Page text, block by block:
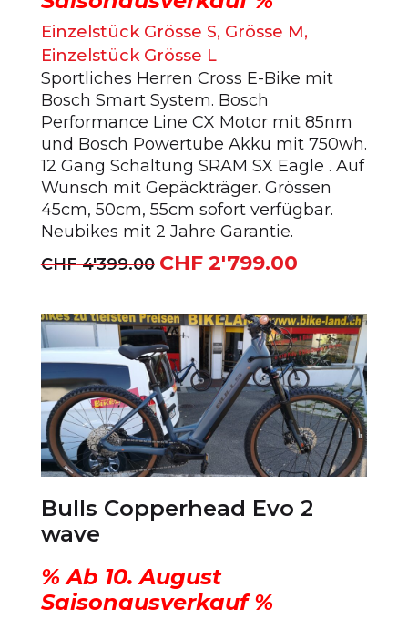
Einzelstück Grösse S, Grösse M,
Einzelstück Grösse L
Sportliches Herren Cross E-Bike mit
Bosch Smart System. Bosch
Performance Line CX Motor mit 85nm
und Bosch Powertube Akku mit 750wh.
12 Gang Schaltung SRAM SX Eagle . Auf
Wunsch mit Gepäckträger. Grössen
45cm, 50cm, 55cm sofort verfügbar.
Neubikes mit 2 Jahre Garantie.
CHF4'399.00 Ursprünglicher
war:
CHF 4'399.00
CHF2'799.00Aktueller
ist:
CHF 2'799.00.
Bulls Copperhead Evo 2
wave
% Ab 10. August
Saisonausverkauf %